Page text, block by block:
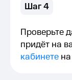
Шаг 4
Проверьте
придёт на
кабинете